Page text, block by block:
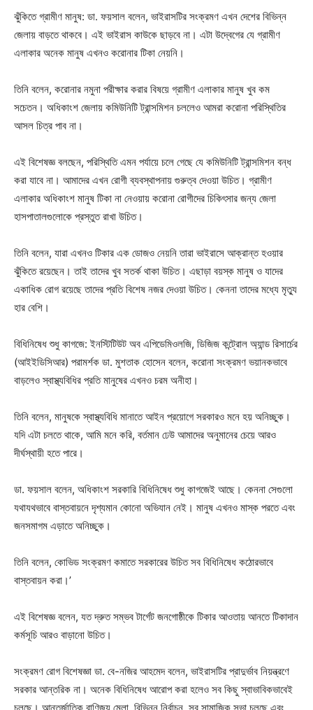
ঝুঁকিতে গ্রামীণ মানুষ: ডা. ফয়সাল বলেন, ভাইরাসটির সংক্রমণ এখন দেশের বিভিন্ন
জেলায় বাড়তে থাকবে। এই ভাইরাস কাউকে ছাড়বে না। এটা উদ্বেগের যে গ্রামীণ
এলাকার অনেক মানুষ এখনও করোনার টিকা নেয়নি।
তিনি বলেন, করোনার নমুনা পরীক্ষার করার বিষয়ে গ্রামীণ এলাকার মানুষ খুব কম
সচেতন। অধিকাংশ জেলায় কমিউনিটি ট্রান্সমিশন চললেও আমরা করোনা পরিস্থিতির
আসল চিত্র পাব না।
এই বিশেষজ্ঞ বলছেন, পরিস্থিতি এমন পর্যায়ে চলে গেছে যে কমিউনিটি ট্রান্সমিশন বন্ধ
করা যাবে না। আমাদের এখন রোগী ব্যবস্থাপনায় গুরুত্ব দেওয়া উচিত। গ্রামীণ
এলাকার অধিকাংশ মানুষ টিকা না নেওয়ায় করোনা রোগীদের চিকিৎসার জন্য জেলা
হাসপাতালগুলোকে প্রস্তুত রাখা উচিত।
তিনি বলেন, যারা এখনও টিকার এক ডোজও নেয়নি তারা ভাইরাসে আক্রান্ত হওয়ার
ঝুঁকিতে রয়েছেন। তাই তাদের খুব সতর্ক থাকা উচিত। এছাড়া বয়স্ক মানুষ ও যাদের
একাধিক রোগ রয়েছে তাদের প্রতি বিশেষ নজর দেওয়া উচিত। কেননা তাদের মধ্যে মৃত্যু
হার বেশি।
বিধিনিষেধ শুধু কাগজে: ইনস্টিটিউট অব এপিডেমিওলজি, ডিজিজ কন্ট্রোল অ্যান্ড রিসার্চের
(আইইডিসিআর) পরামর্শক ডা. মুশতাক হোসেন বলেন, করোনা সংক্রমণ ভয়ানকভাবে
বাড়লেও স্বাস্থ্যবিধির প্রতি মানুষের এখনও চরম অনীহা।
তিনি বলেন, মানুষকে স্বাস্থ্যবিধি মানাতে আইন প্রয়োগে সরকারও মনে হয় অনিচ্ছুক।
যদি এটা চলতে থাকে, আমি মনে করি, বর্তমান ঢেউ আমাদের অনুমানের চেয়ে আরও
দীর্ঘস্থায়ী হতে পারে।
ডা. ফয়সাল বলেন, অধিকাংশ সরকারি বিধিনিষেধ শুধু কাগজেই আছে। কেননা সেগুলো
যথাযথভাবে বাস্তবায়নে দৃশ্যমান কোনো অভিযান নেই। মানুষ এখনও মাস্ক পরতে এবং
জনসমাগম এড়াতে অনিচ্ছুক।
তিনি বলেন, কোভিড সংক্রমণ কমাতে সরকারের উচিত সব বিধিনিষেধ কঠোরভাবে
বাস্তবায়ন করা।’
এই বিশেষজ্ঞ বলেন, যত দ্রুত সম্ভব টার্গেট জনগোষ্ঠীকে টিকার আওতায় আনতে টিকাদান
কর্মসূচি আরও বাড়ানো উচিত।
সংক্রমণ রোগ বিশেষজ্ঞা ডা. বে-নজির আহমেদ বলেন, ভাইরাসটির প্রাদুর্ভাব নিয়ন্ত্রণে
সরকার আন্তরিক না। অনেক বিধিনিষেধ আরোপ করা হলেও সব কিছু স্বাভাবিকভাবেই